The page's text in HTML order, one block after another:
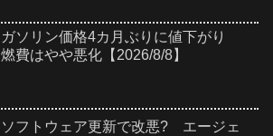
ガソリン価格4カ月ぶりに値下がり
燃費はやや悪化【2026/8/8】
ソフトウェア更新で改悪? エージェ